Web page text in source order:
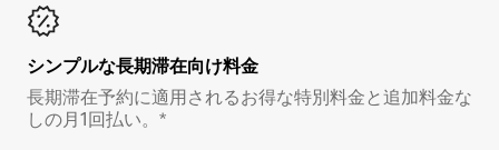
シンプルな長期滞在向け料金
長期滞在予約に適用されるお得な特別料金と追加料金な
しの月1回払い。*